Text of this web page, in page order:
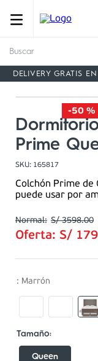
DELIVERY GRATIS
-50 %
Prime
SKU: 165817
Colchón Prime de
puede usar por
S/ 3598.00
Oferta: S/
: Marrón
Queen